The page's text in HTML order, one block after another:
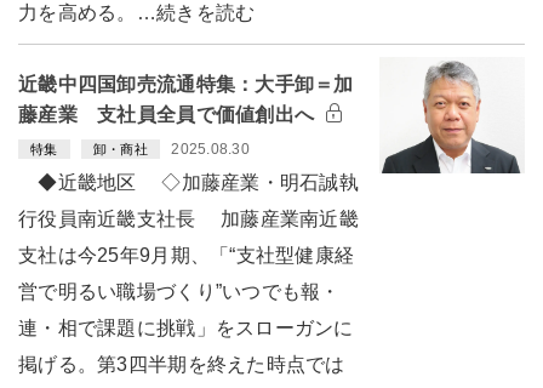
力を高める。…続きを読む
近畿中四国卸売流通特集：大手卸＝加
藤産業 支社員全員で価値創出へ
特集 卸・商社 2025.08.30
◆近畿地区 ◇加藤産業・明石誠執
行役員南近畿支社長 加藤産業南近畿
支社は今25年9月期、「“支社型健康経
営で明るい職場づくり”いつでも報・
連・相で課題に挑戦」をスローガンに
掲げる。第3四半期を終えた時点では